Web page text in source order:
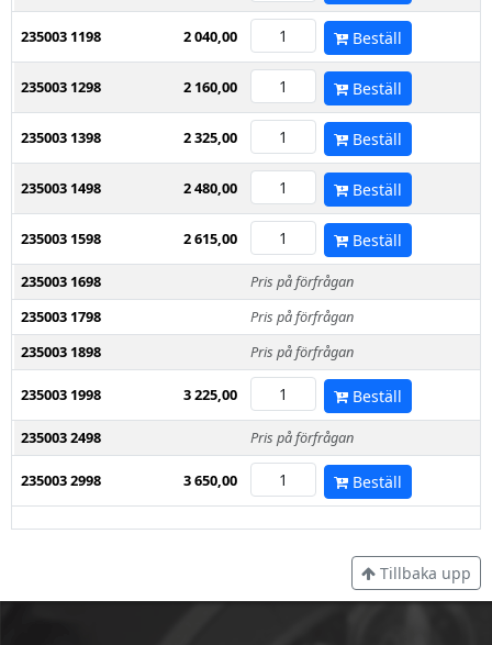
235003 1198 2 040,00 Beställ
235003 1298 2 160,00 Beställ
235003 1398 2 325,00 Beställ
235003 1498 2 480,00 Beställ
235003 1598 2 615,00 Beställ
235003 1698
Pris på förfrågan
235003 1798
Pris på förfrågan
235003 1898
Pris på förfrågan
235003 1998 3 225,00 Beställ
235003 2498 Pris på förfrågan
235003 2998 3 650,00 Beställ
Tillbaka upp